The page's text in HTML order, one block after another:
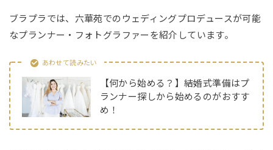
ブラプラでは、六華苑でのウェディングプロデュースが可能
なプランナー・フォトグラファーを紹介しています。
あわせて読みたい
【何から始める？】結婚式準備はプ
ランナー探しから始めるのがおすす
め！